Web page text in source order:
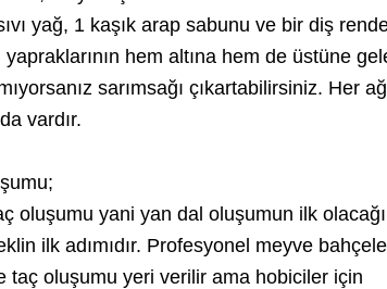
yağ, 1 kaşık arap sabunu ve bir diş
hem altına hem de üstüne
sarımsağı çıkartabilirsiniz. Her
vardır.
oluşumu yani yan dal oluşumun ilk
ilk adımıdır. Profesyonel meyve
taç oluşumu yeri verilir ama hobiciler için